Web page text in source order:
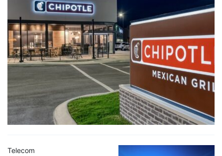
Telecom